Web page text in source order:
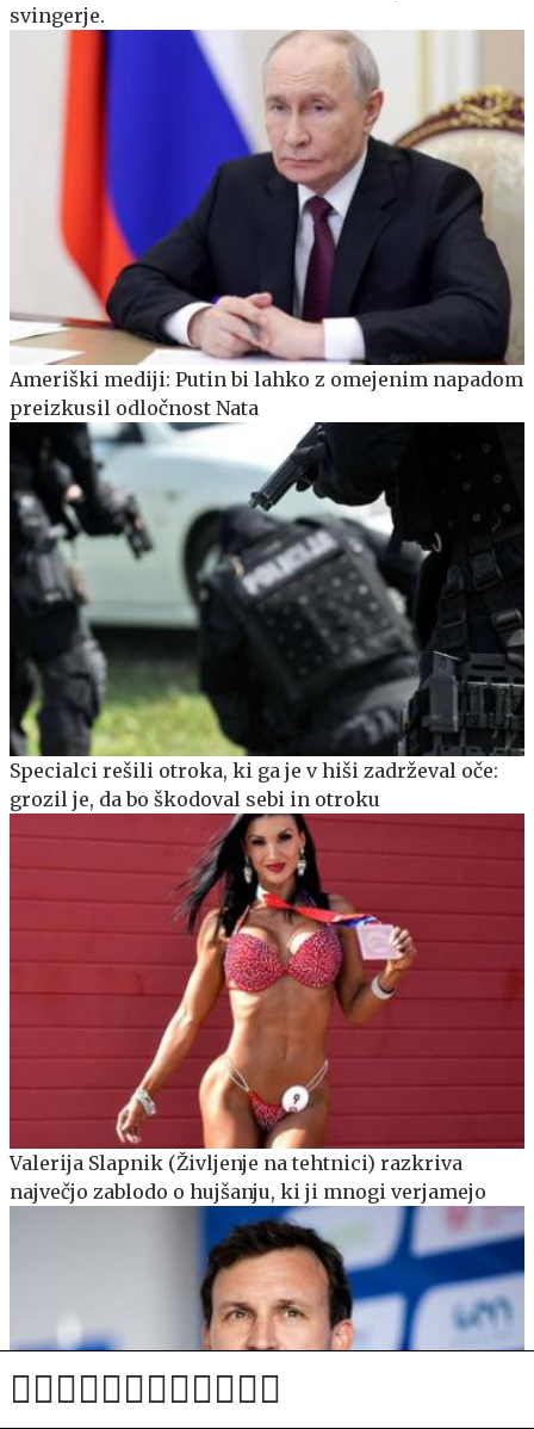
svingerje.
Ameriški mediji: Putin bi lahko z omejenim napadom
preizkusil odločnost Nata
Specialci rešili otroka, ki ga je v hiši zadrževal oče:
grozil je, da bo škodoval sebi in otroku
Valerija Slapnik (Življenje na tehtnici) razkriva
največjo zablodo o hujšanju, ki ji mnogi verjamejo